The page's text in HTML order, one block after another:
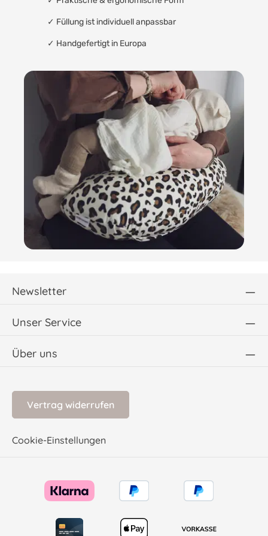
✓ Füllung ist individuell anpassbar
✓ Handgefertigt in Europa
Newsletter
Unser Service
Über uns
Vertrag widerrufen
Cookie-Einstellungen